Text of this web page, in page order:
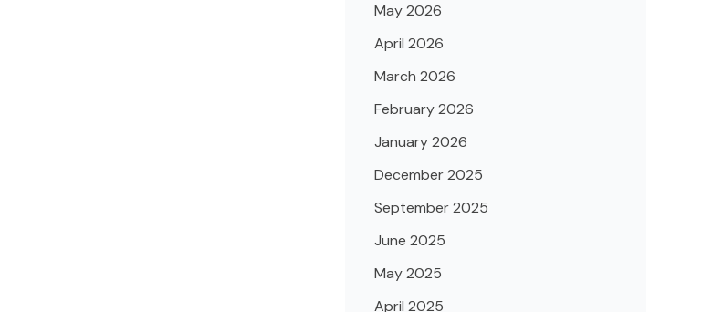
May 2026
April 2026
March 2026
February 2026
January 2026
December 2025
September 2025
June 2025
May 2025
April 2025